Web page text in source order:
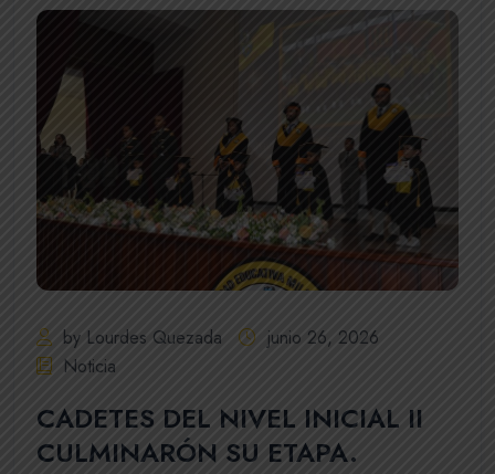
by Lourdes Quezada
junio 26, 2026
Noticia
CADETES DEL NIVEL INICIAL II
CULMINARÓN SU ETAPA.